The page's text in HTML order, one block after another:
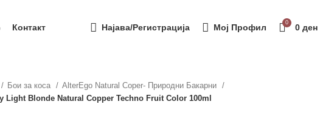
Контакт Најава/Регистрација Мој Профил 0 0 ден
Бои за коса
AlterEgo Natural Coper- Природни Бакарни
Light Blonde Natural Copper Techno Fruit Color 100ml